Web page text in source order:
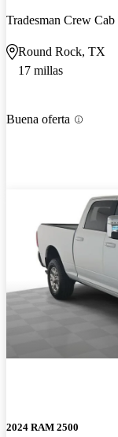
Tradesman Crew
Round Rock, TX
17 millas
Buena oferta
2024 RAM 2500